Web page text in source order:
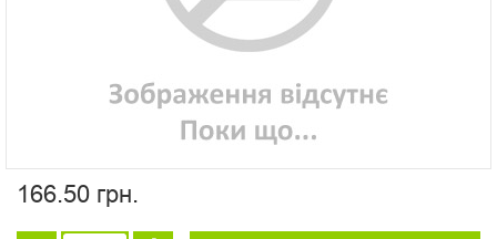
166.50 грн.